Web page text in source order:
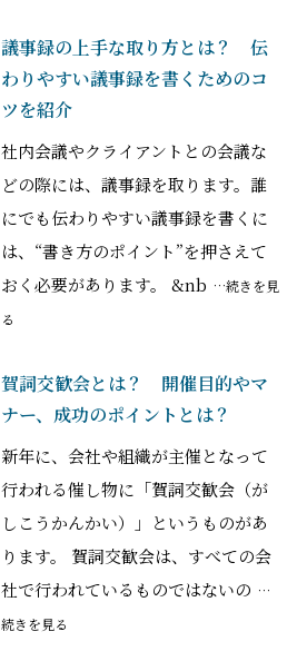
議事録の上手な取り方とは？ 伝
わりやすい議事録を書くためのコ
ツを紹介
社内会議やクライアントとの会議な
どの際には、議事録を取ります。誰
にでも伝わりやすい議事録を書くに
は、“書き方のポイント”を押さえて
おく必要があります。 &nb …続きを見
る
賀詞交歓会とは？ 開催目的やマ
ナー、成功のポイントとは？
新年に、会社や組織が主催となって
行われる催し物に「賀詞交歓会（が
しこうかんかい）」というものがあ
ります。 賀詞交歓会は、すべての会
社で行われているものではないの …
続きを見る